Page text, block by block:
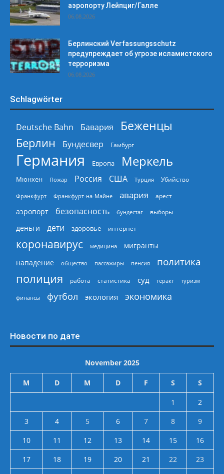
аэропорту Лейпциг/Галле
06.08.2026
Берлинский Verfassungsschutz
предупреждает об угрозе исламистского
терроризма
06.08.2026
Schlagwörter
Deutsche Bahn Бавария
Беженцы
Берлин
Бундесвер Гамбург
Германия Европа Меркель
Мюнхен Пожар Россия США Турция Убийство
Франкфурт Франкфурт-на-Майне авария арест
аэропорт безопасность бундестаг выборы
деньги дети здоровье интернет
коронавирус медицина
мигранты
нападение
общество пассажиры пенсия политика
полиция работа статистика суд теракт туризм
финансы футбол экология экономика
Новости по дате
November 2025
M D M D F S S
1
2
3
4 5 6 7 8
9
10
11 12 13 14 15
16
17
18 19 20 21 22
23